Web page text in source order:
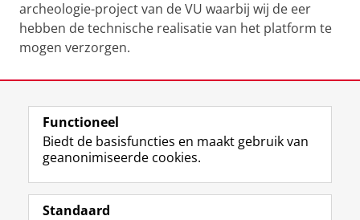
archeologie-project van de VU waarbij wij de eer
hebben de technische realisatie van het platform te
mogen verzorgen.
View this page in:English
Volg de RUG
F
a
L
i
R
S
I
n
Y
o
Functioneel
Biedt de basisfuncties en maakt gebruik van
geanonimiseerde cookies.
Standaard